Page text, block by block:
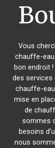
Vous
chauffe-
bon endroit
des services
chauffe-
mise en
de
sommes
besoins
nous